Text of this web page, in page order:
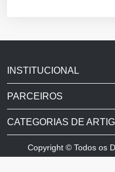
INSTITUCIONAL
PARCEIROS
CATEGORIAS DE
Copyright © Todos os